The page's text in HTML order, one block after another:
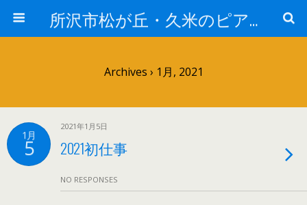
所沢市松が丘・久米のピアノ教室なら -かなでピアノ教室-
Archives › 1月, 2021
1月
5
2021年1月5日
2021初仕事
NO RESPONSES